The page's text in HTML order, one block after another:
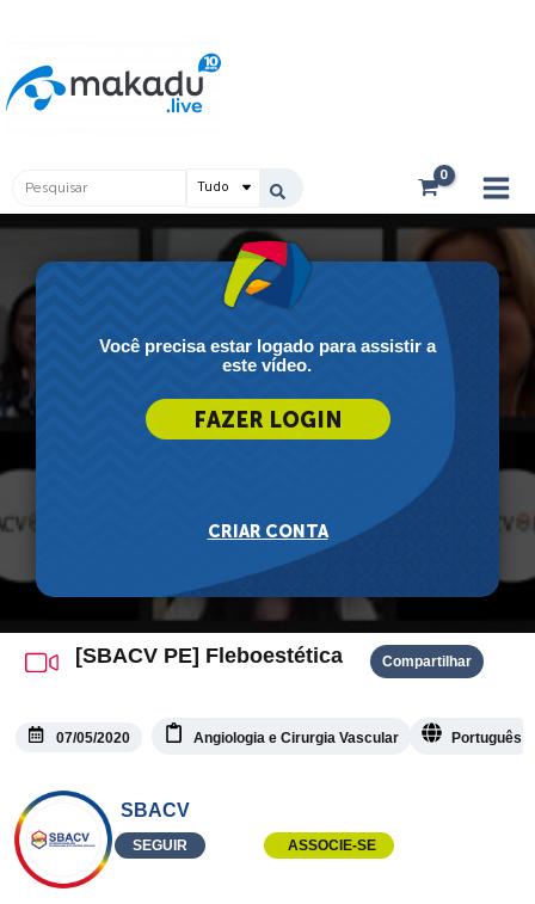
conteúdo
Pesquisar
...
Você precisa estar logado para assistir a
este vídeo.
[SBACV PE] Fleboestética Compartilhar
07/05/2020 Angiologia e Cirurgia Vascular Português
SBACV
SEGUIR ASSOCIE-SE